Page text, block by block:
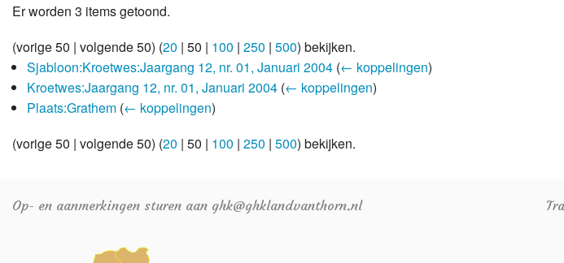
Er worden 3 items getoond.
(vorige 50 | volgende 50) (20 | 50 | 100 | 250 | 500) bekijken.
Sjabloon:Kroetwes:Jaargang 12, nr. 01, Januari 2004 (← koppelingen)
Kroetwes:Jaargang 12, nr. 01, Januari 2004 (← koppelingen)
Plaats:Grathem (← koppelingen)
(vorige 50 | volgende 50) (20 | 50 | 100 | 250 | 500) bekijken.
Op- en aanmerkingen sturen aan ghk@ghklandvanthorn.nl